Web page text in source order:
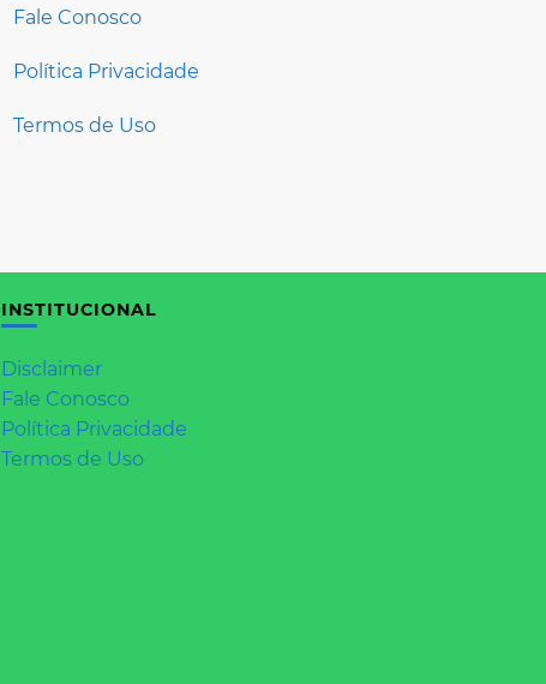
Fale Conosco
Política Privacidade
Termos de Uso
INSTITUCIONAL
Disclaimer
Fale Conosco
Política Privacidade
Termos de Uso